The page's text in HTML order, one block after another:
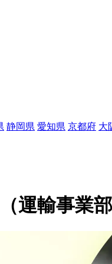
静岡県 愛知県 京都府 大
運輸事業